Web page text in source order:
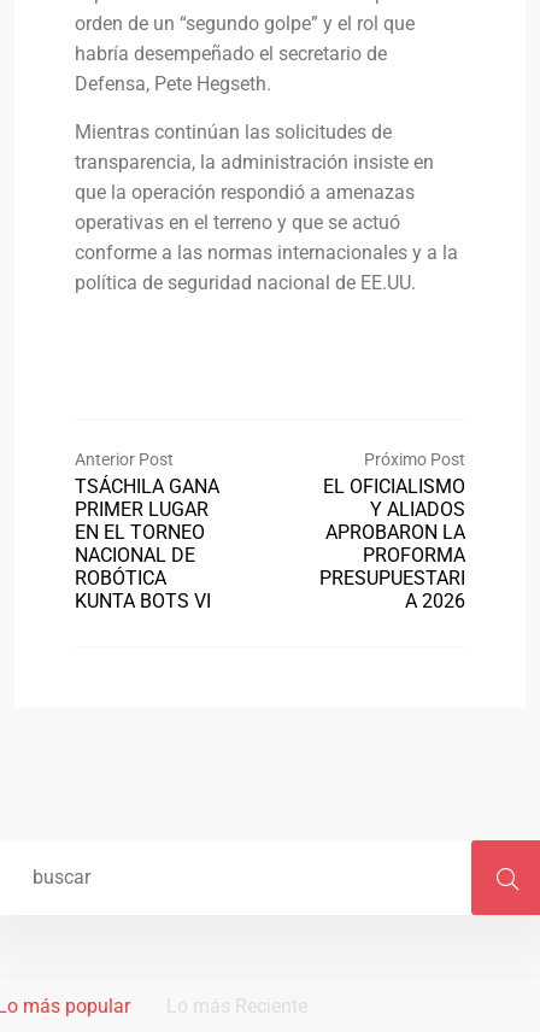
orden de un “segundo golpe” y el rol que
habría desempeñado el secretario de
Defensa, Pete Hegseth.
Mientras continúan las solicitudes de
transparencia, la administración insiste en
que la operación respondió a amenazas
operativas en el terreno y que se actuó
conforme a las normas internacionales y a la
política de seguridad nacional de EE.UU.
Anterior Post
TSÁCHILA GANA
PRIMER LUGAR
EN EL TORNEO
NACIONAL DE
ROBÓTICA
KUNTA BOTS VI
Próximo Post
EL OFICIALISMO
Y ALIADOS
APROBARON LA
PROFORMA
PRESUPUESTARI
A 2026
más popular Lo más Reciente